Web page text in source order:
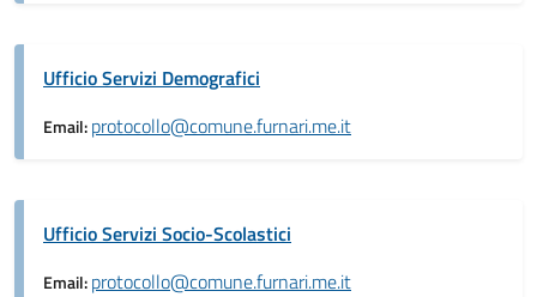
Ufficio Servizi Demografici
Email:protocollo@comune.furnari.me.it
Ufficio Servizi Socio-Scolastici
Email:protocollo@comune.furnari.me.it